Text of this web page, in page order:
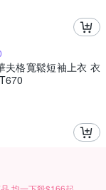
夫格寬鬆短袖上衣 衣